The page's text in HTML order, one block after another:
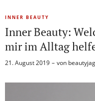
INNER BEAUTY
Inner Beauty:
mir im Alltag
21. August 2019 von